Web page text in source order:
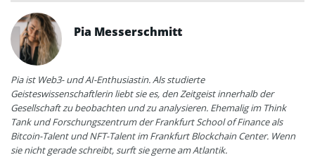
Pia Messerschmitt
Pia ist Web3- und AI-Enthusiastin. Als studierte
Geisteswissenschaftlerin liebt sie es, den Zeitgeist innerhalb der
Gesellschaft zu beobachten und zu analysieren. Ehemalig im Think
Tank und Forschungszentrum der Frankfurt School of Finance als
Bitcoin-Talent und NFT-Talent im Frankfurt Blockchain Center. Wenn
sie nicht gerade schreibt, surft sie gerne am Atlantik.